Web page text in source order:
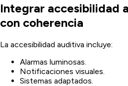
Integrar accesibilidad
con coherencia
La accesibilidad auditiva incluye:
Alarmas luminosas.
Notificaciones visuales.
Sistemas adaptados.